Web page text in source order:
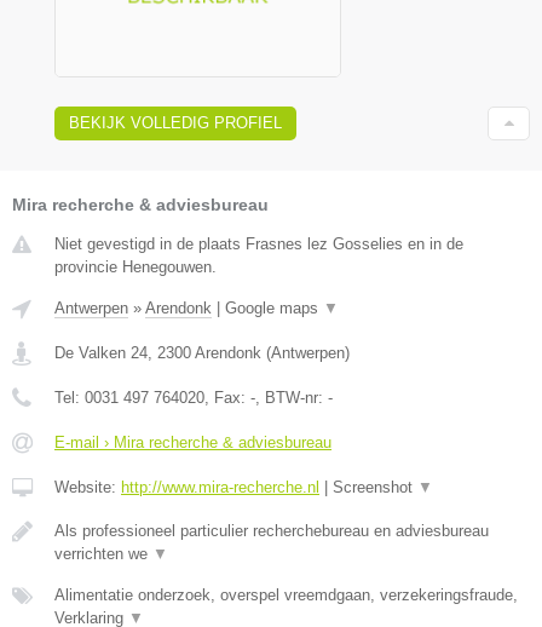
BEKIJK VOLLEDIG PROFIEL
Mira recherche & adviesbureau
Niet gevestigd in de plaats Frasnes lez Gosselies en in de
provincie Henegouwen.
Antwerpen » Arendonk Google maps ▼
De Valken 24 2300 Arendonk (Antwerpen)
Tel: 0031 497 764020 , Fax: - , BTW-nr: -
E-mail › Mira recherche & adviesbureau
Website: http://www.mira-recherche.nl Screenshot ▼
Als professioneel particulier recherchebureau en adviesbureau
verrichten we ▼
Alimentatie onderzoek, overspel vreemdgaan, verzekeringsfraude,
Verklaring ▼